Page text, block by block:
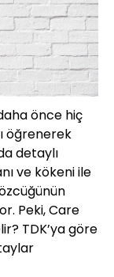
önce hiç
öğrenerek
detaylı
ve kökeni ile
Peki, Care
TDK’ya göre